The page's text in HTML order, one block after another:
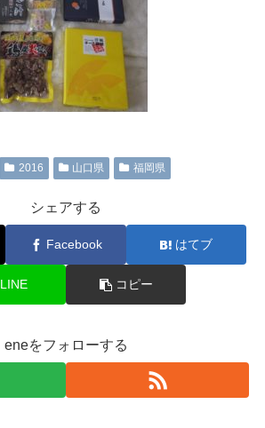
2016 山口県 福岡県
シェアする
Facebook はてブ
LINE コピー
eneをフォローする